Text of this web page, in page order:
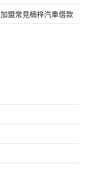
盟常見楠梓汽車借款